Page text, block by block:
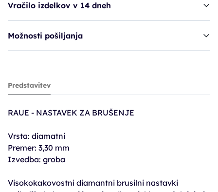
Vračilo izdelkov v 14 dneh
Možnosti pošiljanja
Raue nastavek, diamantni - grob, 3,3mm
7,11€
7,91€
PC30: 6,32€
Predstavitev
RAUE - NASTAVEK ZA BRUŠENJE
Vrsta: diamatni
Premer: 3,30 mm
Izvedba: groba
Visokokakovostni diamantni brusilni nastavki